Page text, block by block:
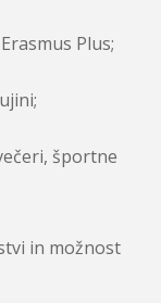
Plus;
športne
in možnost